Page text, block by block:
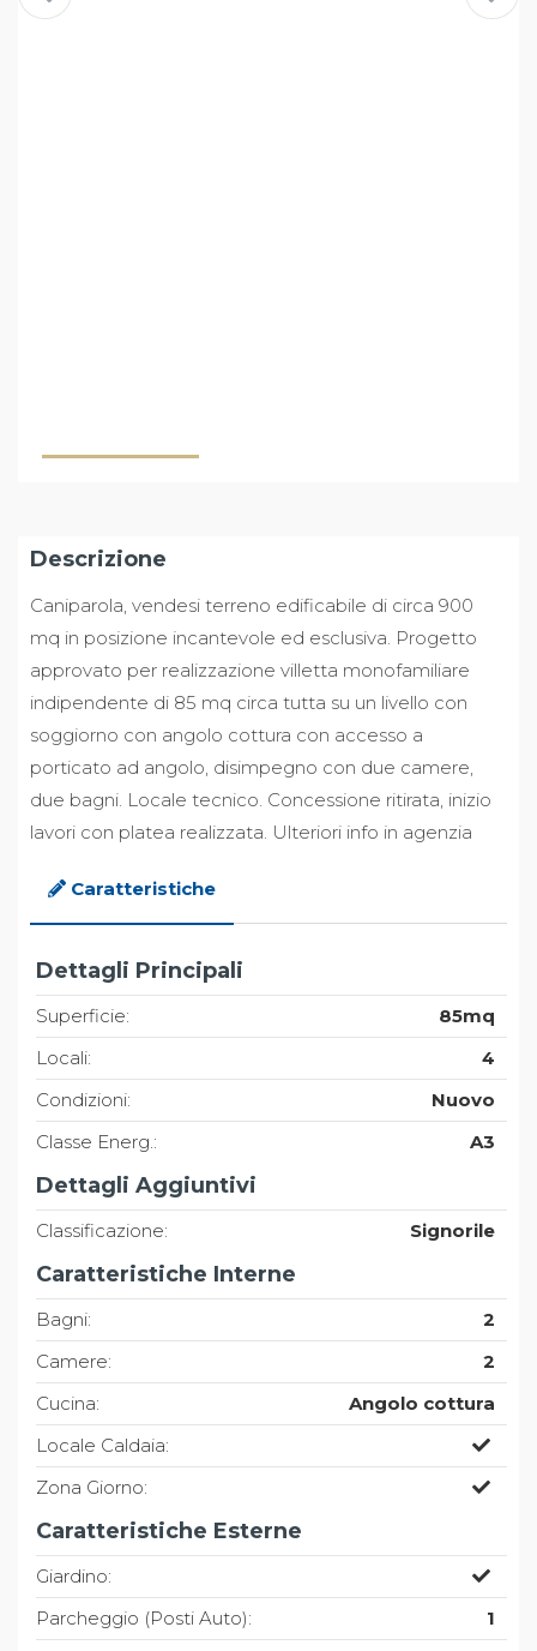
Descrizione
Caniparola, vendesi terreno edificabile di circa 900
mq in posizione incantevole ed esclusiva. Progetto
approvato per realizzazione villetta monofamiliare
indipendente di 85 mq circa tutta su un livello con
soggiorno con angolo cottura con accesso a
porticato ad angolo, disimpegno con due camere,
due bagni. Locale tecnico. Concessione ritirata, inizio
lavori con platea realizzata. Ulteriori info in agenzia
Caratteristiche
Dettagli Principali
Superficie:
85mq
Locali:
4
Condizioni:
Nuovo
Classe Energ.:
A3
Dettagli Aggiuntivi
Classificazione: Signorile
Caratteristiche Interne
Bagni:
2
Camere:
2
Cucina:
Angolo cottura
Locale Caldaia:
Zona Giorno:
Caratteristiche Esterne
Giardino:
Parcheggio (Posti Auto):
1